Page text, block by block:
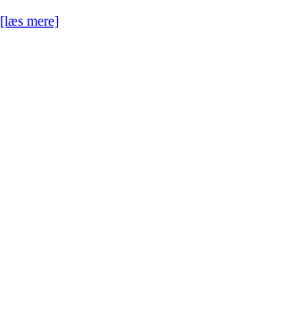
[læs mere]